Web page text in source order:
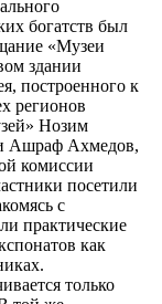
богатств был
«Музеи
здании
построенного к
регионов
Нозим
Ашраф Ахмедов,
комиссии
посетили
с
практические
как
только